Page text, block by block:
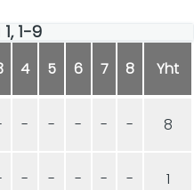
1-9
4 5 6 7 8 Yht
- - - - - 8
- - - - - 1